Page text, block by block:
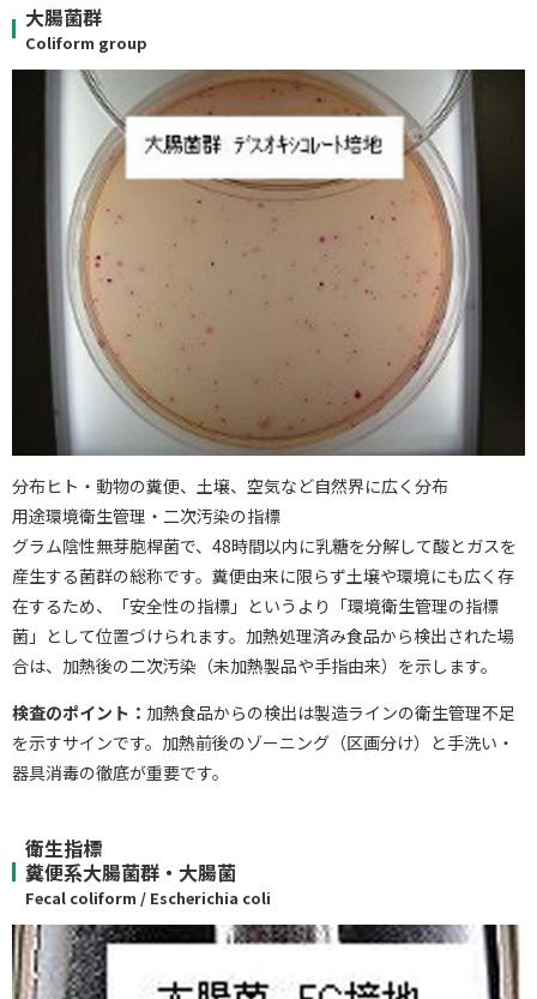
大腸菌群
Coliform group
分布ヒト・動物の糞便、土壌、空気など自然界に広く分布
用途環境衛生管理・二次汚染の指標
グラム陰性無芽胞桿菌で、48時間以内に乳糖を分解して酸とガスを
産生する菌群の総称です。糞便由来に限らず土壌や環境にも広く存
在するため、「安全性の指標」というより「環境衛生管理の指標
菌」として位置づけられます。加熱処理済み食品から検出された場
合は、加熱後の二次汚染（未加熱製品や手指由来）を示します。
検査のポイント： 加熱食品からの検出は製造ラインの衛生管理不足
を示すサインです。加熱前後のゾーニング（区画分け）と手洗い・
器具消毒の徹底が重要です。
衛生指標
糞便系大腸菌群・大腸菌
Fecal coliform / Escherichia coli